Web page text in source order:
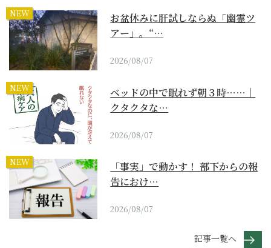
NEW
お盆休みに肝試しならぬ「幽霊ツ
アー」。“…
2026/08/07
NEW
ベッドの中で眠れず朝３時……｜
クタクタな…
2026/08/07
NEW
「事実」で動かす！ 部下からの報
告におけ…
2026/08/07
記事一覧へ